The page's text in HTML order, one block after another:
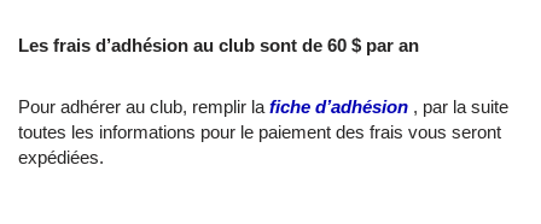
Les frais d’adhésion au club sont de 60 $ par an
Pour adhérer au club, remplir la fiche d’adhésion , par la suite
toutes les informations pour le paiement des frais vous seront
expédiées.